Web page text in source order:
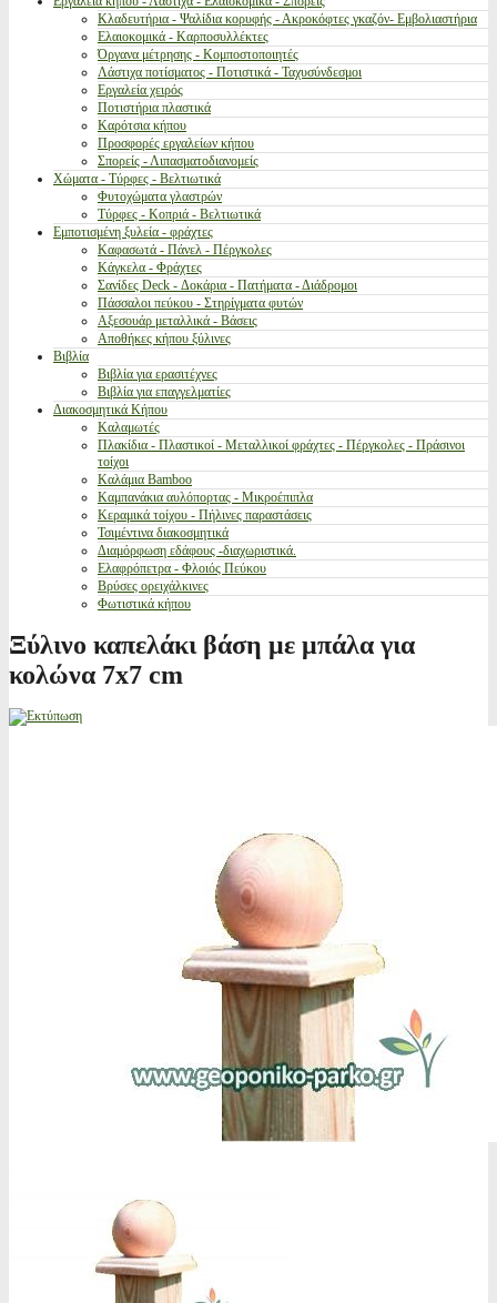
Κλαδευτήρια - Ψαλίδια κορυφής - Ακροκόφτες γκαζόν- Εμβολιαστήρια
Ελαιοκομικά - Καρποσυλλέκτες
Όργανα μέτρησης - Κομποστοποιητές
Λάστιχα ποτίσματος - Ποτιστικά - Ταχυσύνδεσμοι
Εργαλεία χειρός
Ποτιστήρια πλαστικά
Καρότσια κήπου
Προσφορές εργαλείων κήπου
Σπορείς - Λιπασματοδιανομείς
Χώματα - Τύρφες - Βελτιωτικά
Φυτοχώματα γλαστρών
Τύρφες - Κοπριά - Βελτιωτικά
Εμποτισμένη ξυλεία - φράχτες
Καφασωτά - Πάνελ - Πέργκολες
Κάγκελα - Φράχτες
Σανίδες Deck - Δοκάρια - Πατήματα - Διάδρομοι
Πάσσαλοι πεύκου - Στηρίγματα φυτών
Αξεσουάρ μεταλλικά - Βάσεις
Αποθήκες κήπου ξύλινες
Βιβλία
Βιβλία για ερασιτέχνες
Βιβλία για επαγγελματίες
Διακοσμητικά Κήπου
Καλαμωτές
Πλακίδια - Πλαστικοί - Μεταλλικοί φράχτες - Πέργκολες - Πράσινοι
τοίχοι
Καλάμια Bamboo
Καμπανάκια αυλόπορτας - Μικροέπιπλα
Κεραμικά τοίχου - Πήλινες παραστάσεις
Τσιμέντινα διακοσμητικά
Διαμόρφωση εδάφους -διαχωριστικά.
Ελαφρόπετρα - Φλοιός Πεύκου
Βρύσες ορειχάλκινες
Φωτιστικά κήπου
Ξύλινο καπελάκι βάση με μπάλα για
κολώνα 7x7 cm